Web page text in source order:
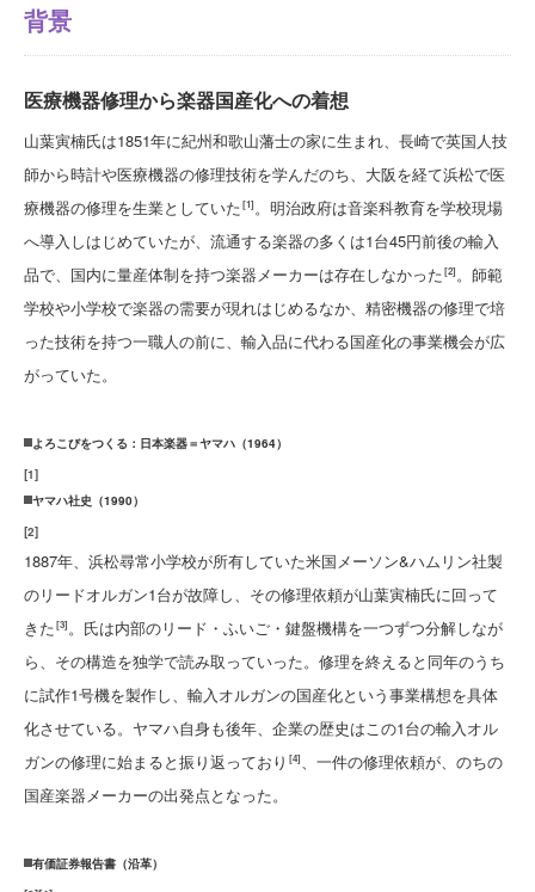
背景
医療機器修理から楽器国産化への着想
山葉寅楠氏は1851年に紀州和歌山藩士の家に生まれ、長崎で英国人技
師から時計や医療機器の修理技術を学んだのち、大阪を経て浜松で医
療機器の修理を生業としていた[1]。明治政府は音楽科教育を学校現場
へ導入しはじめていたが、流通する楽器の多くは1台45円前後の輸入
品で、国内に量産体制を持つ楽器メーカーは存在しなかった[2]。師範
学校や小学校で楽器の需要が現れはじめるなか、精密機器の修理で培
った技術を持つ一職人の前に、輸入品に代わる国産化の事業機会が広
がっていた。
よろこびをつくる：日本楽器＝ヤマハ（1964）
[1]
ヤマハ社史（1990）
[2]
1887年、浜松尋常小学校が所有していた米国メーソン&ハムリン社製
のリードオルガン1台が故障し、その修理依頼が山葉寅楠氏に回って
きた[3]。氏は内部のリード・ふいご・鍵盤機構を一つずつ分解しなが
ら、その構造を独学で読み取っていった。修理を終えると同年のうち
に試作1号機を製作し、輸入オルガンの国産化という事業構想を具体
化させている。ヤマハ自身も後年、企業の歴史はこの1台の輸入オル
ガンの修理に始まると振り返っており [4]、一件の修理依頼が、のちの
国産楽器メーカーの出発点となった。
有価証券報告書（沿革）